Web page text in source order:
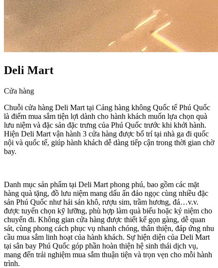
Deli Mart
Cửa hàng
Chuỗi cửa hàng Deli Mart tại Cảng hàng không Quốc tế Phú Quốc
là điểm mua sắm tiện lợi dành cho hành khách muốn lựa chọn quà
lưu niệm và đặc sản đặc trưng của Phú Quốc trước khi khởi hành.
Hiện Deli Mart vận hành 3 cửa hàng được bố trí tại nhà ga đi quốc
nội và quốc tế, giúp hành khách dễ dàng tiếp cận trong thời gian chờ
bay.
Danh mục sản phẩm tại Deli Mart phong phú, bao gồm các mặt
hàng quà tặng, đồ lưu niệm mang dấu ấn đảo ngọc cùng nhiều đặc
sản Phú Quốc như hải sản khô, rượu sim, trầm hương, đá…v.v.
được tuyển chọn kỹ lưỡng, phù hợp làm quà biếu hoặc kỷ niệm cho
chuyến đi. Không gian cửa hàng được thiết kế gọn gàng, dễ quan
sát, cùng phong cách phục vụ nhanh chóng, thân thiện, đáp ứng nhu
cầu mua sắm linh hoạt của hành khách. Sự hiện diện của Deli Mart
tại sân bay Phú Quốc góp phần hoàn thiện hệ sinh thái dịch vụ,
mang đến trải nghiệm mua sắm thuận tiện và trọn vẹn cho mỗi hành
trình.